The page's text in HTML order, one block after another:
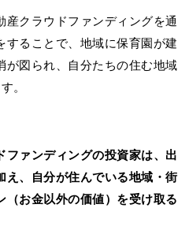
産クラウドファンディングを通
することで、地域に保育園が建
が図られ、自分たちの住む地域
。
ファンディングの投資家は、出
え、自分が住んでいる地域・街
（お金以外の価値）を受け取る